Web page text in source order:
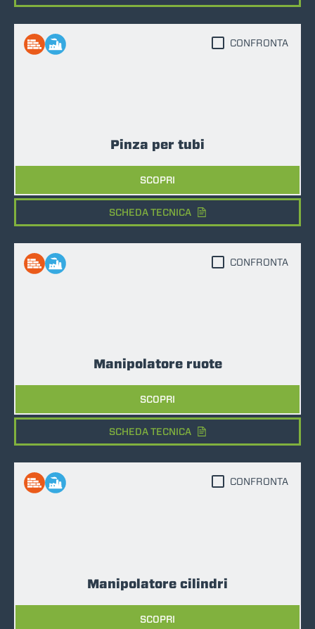
Pinza per tubi
SCOPRI
CONFRONTA
SCHEDA TECNICA
Manipolatore ruote
SCOPRI
CONFRONTA
SCHEDA TECNICA
Manipolatore cilindri
SCOPRI
CONFRONTA